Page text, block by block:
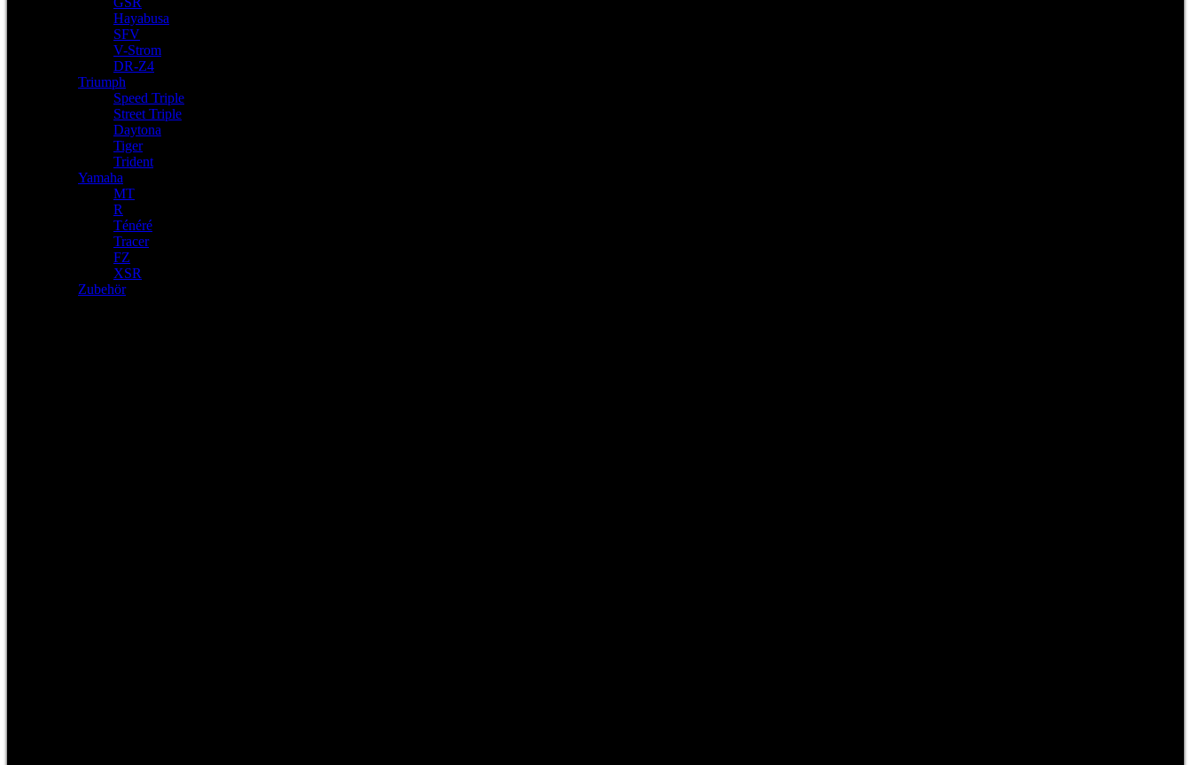
Hayabusa
SFV
V-Strom
DR-Z4
Triumph
Speed Triple
Street Triple
Daytona
Tiger
Trident
Yamaha
MT
R
Ténéré
Tracer
FZ
XSR
Zubehör